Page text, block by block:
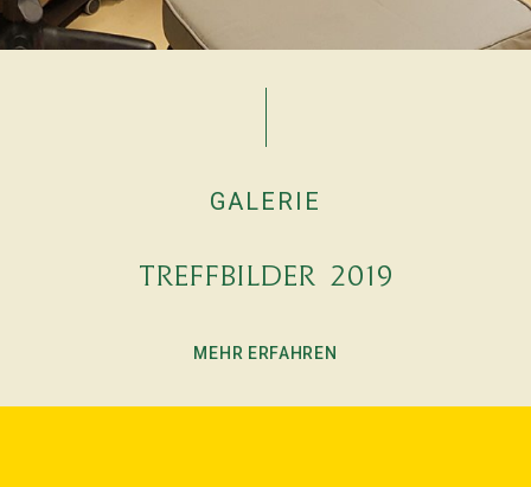
GALERIE
Treffbilder 2019
MEHR ERFAHREN